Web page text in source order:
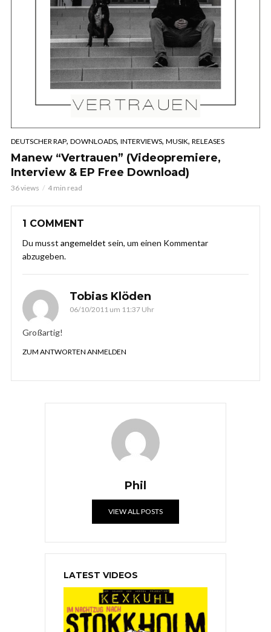
DEUTSCHER RAP, DOWNLOADS, INTERVIEWS, MUSIK, RELEASES
Manew “Vertrauen” (Videopremiere,
Interview & EP Free Download)
36 views 4 min read
1 COMMENT
Du musst angemeldet sein, um einen Kommentar
abzugeben.
Tobias Klöden
06/10/2011 um 11:37 Uhr
Großartig!
ZUM ANTWORTEN ANMELDEN
Phil
VIEW ALL POSTS
LATEST VIDEOS